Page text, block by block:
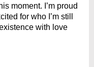
moment. I’m proud
for who I’m still
with love